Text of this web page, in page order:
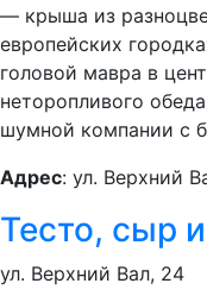
— крыша из
европейских
головой мавра в
неторопливого
шумной компании с
Адрес: ул. Верхний
Тесто, сыр
ул. Верхний Вал, 24